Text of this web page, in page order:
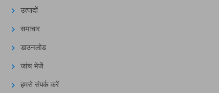
उत्पादों
समाचार
डाउनलोड
जांच भेजें
हमसे संपर्क करें